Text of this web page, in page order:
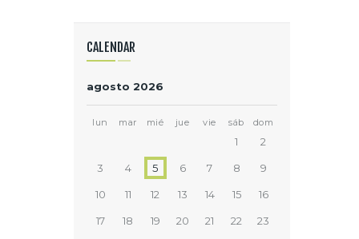
CALENDAR
agosto 2026
lun mar mié jue vie sáb dom
1 2
3 4 5 6 7 8 9
10 11 12 13 14 15 16
17 18 19 20 21 22 23